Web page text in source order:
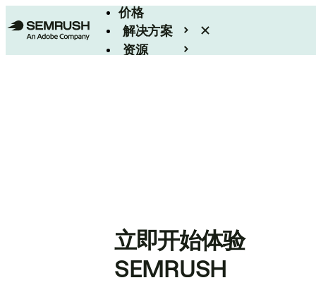
价格
解决方案
资源
立即开始体验
SEMRUSH